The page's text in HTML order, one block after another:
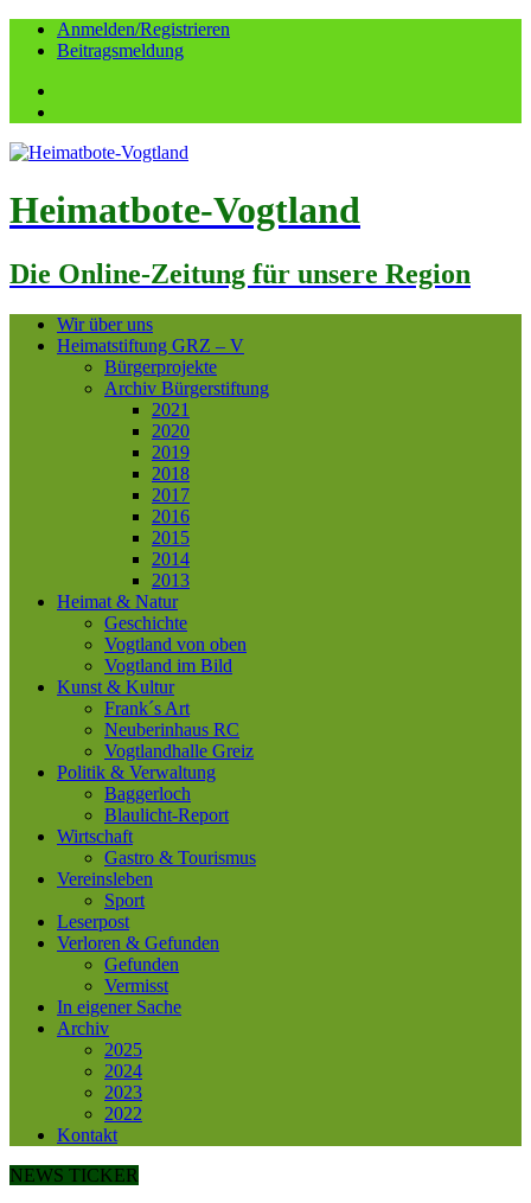
Anmelden/Registrieren
Beitragsmeldung
Heimatbote-Vogtland
Die Online-Zeitung für unsere Region
Wir über uns
Heimatstiftung GRZ – V
Bürgerprojekte
Archiv Bürgerstiftung
2021
2020
2019
2018
2017
2016
2015
2014
2013
Heimat & Natur
Geschichte
Vogtland von oben
Vogtland im Bild
Kunst & Kultur
Frank´s Art
Neuberinhaus RC
Vogtlandhalle Greiz
Politik & Verwaltung
Baggerloch
Blaulicht-Report
Wirtschaft
Gastro & Tourismus
Vereinsleben
Sport
Leserpost
Verloren & Gefunden
Gefunden
Vermisst
In eigener Sache
Archiv
2025
2024
2023
2022
Kontakt
NEWS TICKER